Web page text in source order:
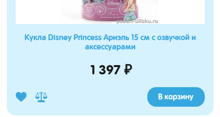
Кукла Disney Princess Ариэль 15 см с озвучкой и
аксессуарами
1 397 ₽
В корзину